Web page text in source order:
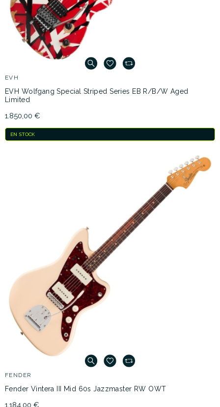
EVH
EVH Wolfgang Special Striped Series EB R/B/W Aged
Limited
1.850,00 €
EN STOCK
FENDER
Fender Vintera III Mid 60s Jazzmaster RW OWT
1.184,00 €